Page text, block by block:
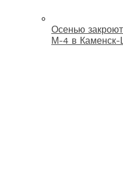
Осенью
М-4 в Каменск-